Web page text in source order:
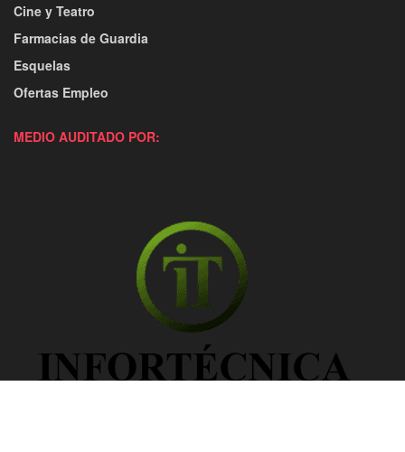
Cine y Teatro
Farmacias de Guardia
Esquelas
Ofertas Empleo
MEDIO AUDITADO POR: